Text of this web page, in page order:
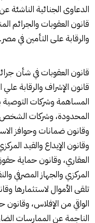
الدعاوى الجنائيةالناشئة
قانون العقوبات والجرائم
والرقابة على التأمين في مصر.
قانون العقوبات في شأن
قانون الإشراف والرقابة
المساهمة وشركات التوصية
المحدودة، وشركات الشخص
وقانون ضمانات وحوافز
وقانون الإيداع والقيد
العقاري، وقانون حماية
المركزي والجهاز المصرفي
تلقى الأموال لاستثمارها
الواقي من الإفلاس، وقانون
الناجمة عن الممارسات